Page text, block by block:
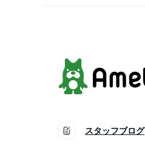
スタッフブログ